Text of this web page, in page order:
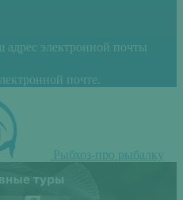
адрес электронной почты
почте.
Рыбхоз-про рыбалку